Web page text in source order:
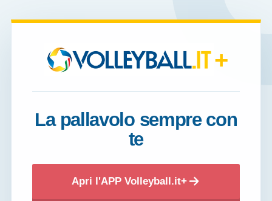
+
La pallavolo sempre con
te
Apri l'APP Volleyball.it+